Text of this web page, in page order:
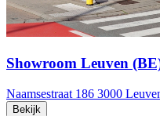
Showroom Leuven
Naamsestraat 186 3000
Bekijk